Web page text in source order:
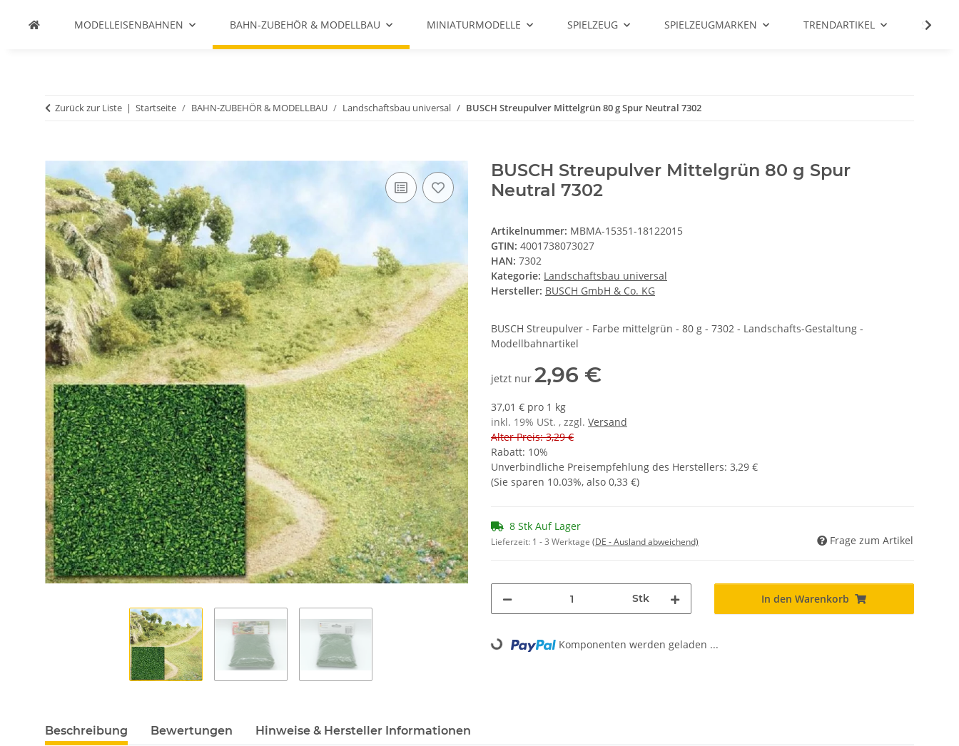
MODELLEISENBAHNEN BAHN-ZUBEHÖR & MODELLBAU MINIATURMODELLE SPIELZEUG SPIELZEUGMARKEN TRENDARTIKEL SALE %
Zurück zur Liste Startseite BAHN-ZUBEHÖR & MODELLBAU Landschaftsbau universal BUSCH Streupulver Mittelgrün 80 g Spur Neutral 7302
BUSCH Streupulver Mittelgrün 80 g Spur
Neutral 7302
Artikelnummer: MBMA-15351-18122015
GTIN: 4001738073027
HAN: 7302
Kategorie: Landschaftsbau universal
Hersteller: BUSCH GmbH & Co. KG
BUSCH Streupulver - Farbe mittelgrün - 80 g - 7302 - Landschafts-Gestaltung -
Modellbahnartikel
jetzt nur 2,96 €
37,01 € pro 1 kg
inkl. 19% USt. , zzgl. Versand
Alter Preis: 3,29 €
Rabatt: 10%
Unverbindliche Preisempfehlung des Herstellers: 3,29 €
(Sie sparen 10.03%, also 0,33 €)
8 Stk Auf Lager
Lieferzeit: 1 - 3 Werktage (DE - Ausland abweichend) Frage zum Artikel
Stk In den Warenkorb
Loading... Komponenten werden geladen ...
Beschreibung Bewertungen Hinweise & Hersteller Informationen